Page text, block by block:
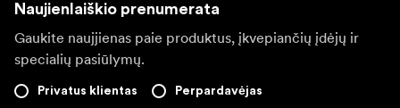
Naujienlaiškio prenumerata
Gaukite naujjienas paie produktus, įkvepiančių įdėjų ir
specialių pasiūlymų.
Privatus klientas Perpardavėjas